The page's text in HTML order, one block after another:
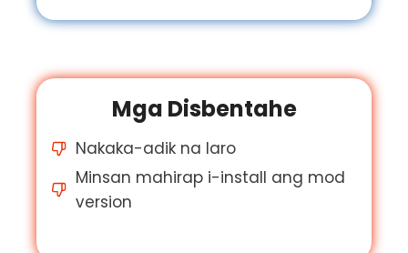
Mga Disbentahe
Nakaka-adik na laro
Minsan mahirap i-install ang mod
version